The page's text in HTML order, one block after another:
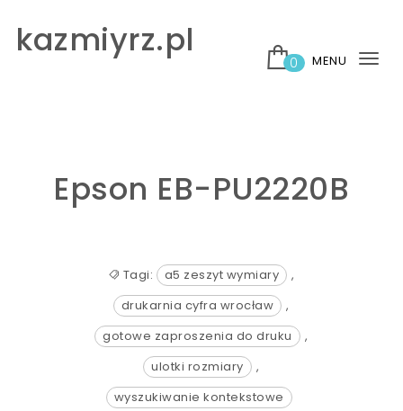
kazmiyrz.pl
0 MENU
Epson EB-PU2220B
Tagi: a5 zeszyt wymiary
,
drukarnia cyfra wrocław
,
gotowe zaproszenia do druku
,
ulotki rozmiary
,
wyszukiwanie kontekstowe